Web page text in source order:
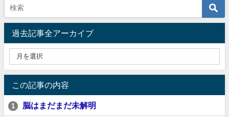
過去記事全アーカイブ
この記事の内容
1 脳はまだまだ未解明